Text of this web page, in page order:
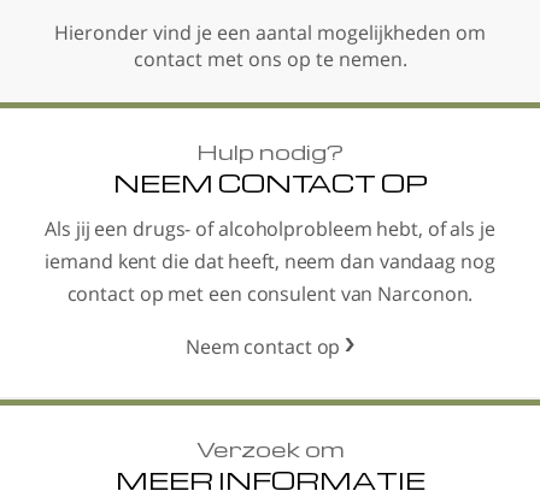
Hieronder vind je een aantal mogelijkheden om
contact met ons op te nemen.
Hulp nodig?
NEEM CONTACT OP
Als jij een drugs- of alcoholprobleem hebt, of als je
iemand kent die dat heeft, neem dan vandaag nog
contact op met een consulent van Narconon.
Neem contact op
Verzoek om
MEER INFORMATIE